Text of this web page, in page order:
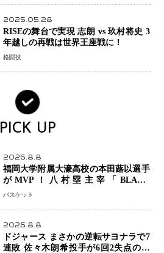
2025.05.28
RISEの舞台で実現 志朗 vs 玖村将史 3
年越しの再戦は世界王座戦に！
格闘技
PICK UP
2026.8.8
福岡大学附属大濠高校の本田蕗以選手
がMVP！八村塁主宰「BLACK
SAMURAI SUMMIT 2026」で存在
なった」
バスケット
2026.8.8
ドジャース まさかの逆転サヨナラで7
連敗 佐々木朗希投手が6回2失点の力